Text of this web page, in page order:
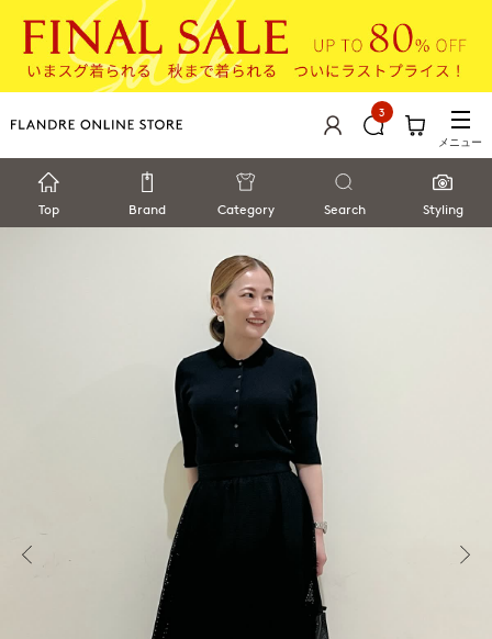
3
メニュー
Top Brand Category Search Styling